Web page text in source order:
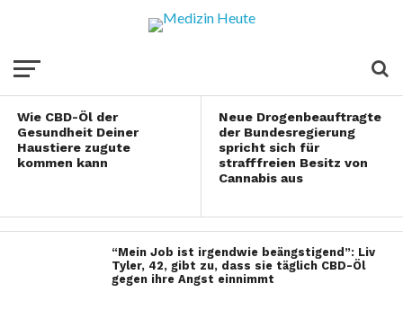
Cannabisanbau
daheim
Wie CBD-Öl der
Gesundheit Deiner
Haustiere zugute
kommen kann
Neue Drogenbeauftragte
der Bundesregierung
spricht sich für
strafffreien Besitz von
Cannabis aus
“Mein Job ist irgendwie beängstigend”: Liv
Tyler, 42, gibt zu, dass sie täglich CBD-Öl
gegen ihre Angst einnimmt